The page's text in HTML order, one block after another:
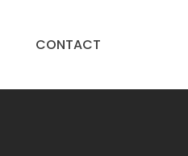
CONTACT